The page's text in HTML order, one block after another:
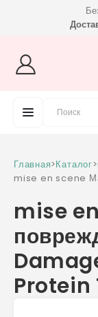
Главная>Каталог>
mise en scene
mise